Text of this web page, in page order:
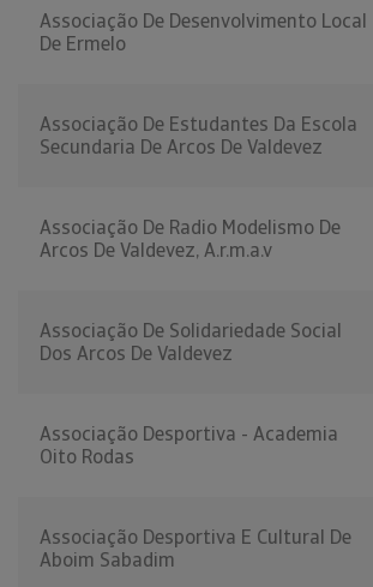
Associação De Desenvolvimento Local
De Ermelo
Associação De Estudantes Da Escola
Secundaria De Arcos De Valdevez
Associação De Radio Modelismo De
Arcos De Valdevez, A.r.m.a.v
Associação De Solidariedade Social
Dos Arcos De Valdevez
Associação Desportiva - Academia
Oito Rodas
Associação Desportiva E Cultural De
Aboim Sabadim